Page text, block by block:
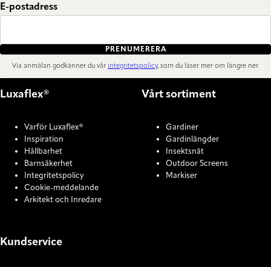
E-postadress
PRENUMERERA
Via anmälan godkänner du vår integritetspolicy, som du läser mer om längre ner.
Luxaflex®
Varför Luxaflex®
Inspiration
Hållbarhet
Barnsäkerhet
Integritetspolicy
Cookie-meddelande
Arkitekt och Inredare
Vårt sortiment
Gardiner
Gardinlängder
Insektsnät
Outdoor Screens
Markiser
Kundservice